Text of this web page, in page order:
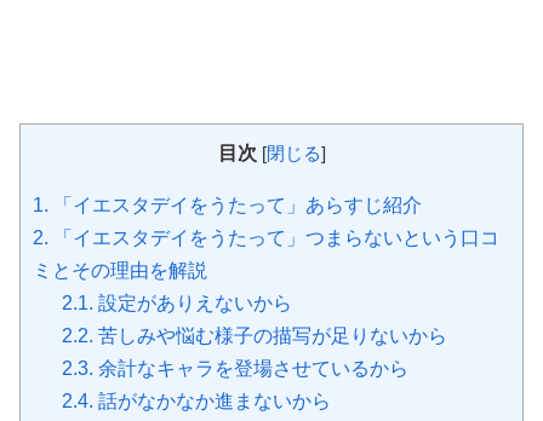
目次 [閉じる]
1. 「イエスタデイをうたって」あらすじ紹介
2. 「イエスタデイをうたって」つまらないという口コ
ミとその理由を解説
2.1. 設定がありえないから
2.2. 苦しみや悩む様子の描写が足りないから
2.3. 余計なキャラを登場させているから
2.4. 話がなかなか進まないから